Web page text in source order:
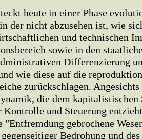
heute in einer Phase
der nicht abzusehen ist, wie
und technischen
sowie in den
Differenzierung
wie diese auf die
zurückschlagen.
die dem kapitalistischen
Kontrolle und Steuerung
"Entfremdung gebrochene
Bedrohung und